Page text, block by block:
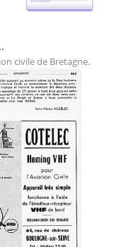
civile de Bretagne.